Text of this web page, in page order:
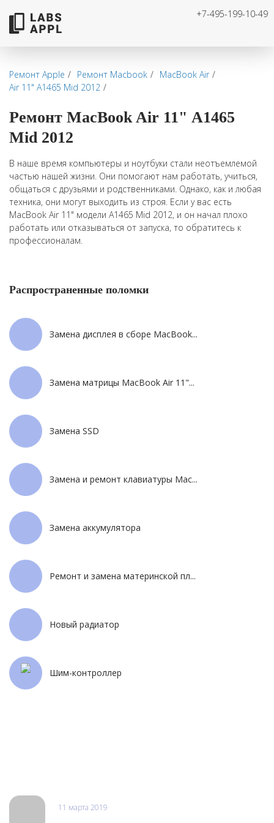
+7-495-199-10-49
Ремонт Apple Ремонт Macbook
MacBook Air
Air 11" А1465 Mid 2012
Ремонт MacBook Air 11" А1465
Mid 2012
В наше время компьютеры и ноутбуки стали неотъемлемой
частью нашей жизни. Они помогают нам работать, учиться,
общаться с друзьями и родственниками. Однако, как и любая
техника, они могут выходить из строя. Если у вас есть
MacBook Air 11" модели А1465 Mid 2012, и он начал плохо
работать или отказываться от запуска, то обратитесь к
профессионалам.
Распространенные поломки
Замена дисплея в сборе MacBook...
Замена матрицы MacBook Air 11"...
Замена SSD
Замена и ремонт клавиатуры Mac...
Замена аккумулятора
Ремонт и замена материнской пл...
Новый радиатор
Шим-контроллер
11 марта 2019